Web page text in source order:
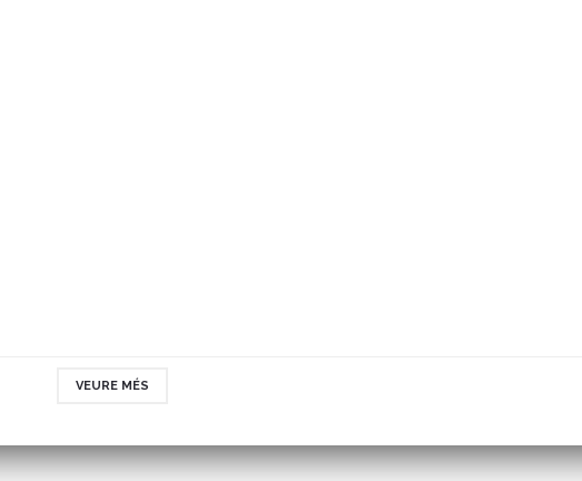
VEURE MÉS